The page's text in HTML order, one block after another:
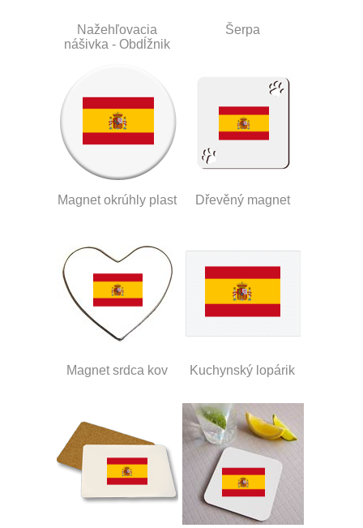
Nažehľovacia
nášivka - Obdĺžnik
Šerpa
Magnet okrúhly plast Dřevěný magnet
Magnet srdca kov Kuchynský lopárik